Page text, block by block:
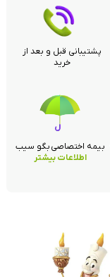
پشتیبانی قبل و بعد از
خرید
بیمه اختصاصی بگو سیب
اطلاعات بیشتر